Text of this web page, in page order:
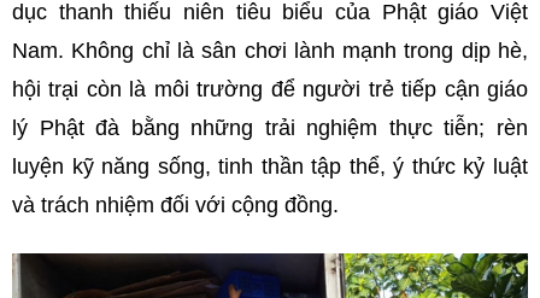
dục thanh thiếu niên tiêu biểu của Phật giáo Việt
Nam. Không chỉ là sân chơi lành mạnh trong dịp hè,
hội trại còn là môi trường để người trẻ tiếp cận giáo
lý Phật đà bằng những trải nghiệm thực tiễn; rèn
luyện kỹ năng sống, tinh thần tập thể, ý thức kỷ luật
và trách nhiệm đối với cộng đồng.